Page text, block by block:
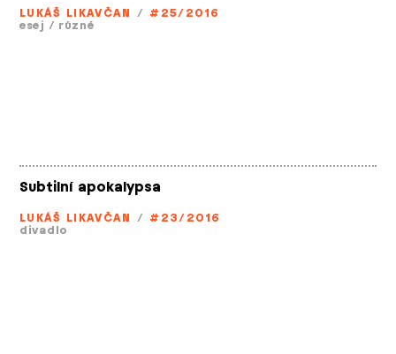
LUKÁŠ LIKAVČAN / #25/2016
esej / různé
Subtilní apokalypsa
LUKÁŠ LIKAVČAN / #23/2016
divadlo